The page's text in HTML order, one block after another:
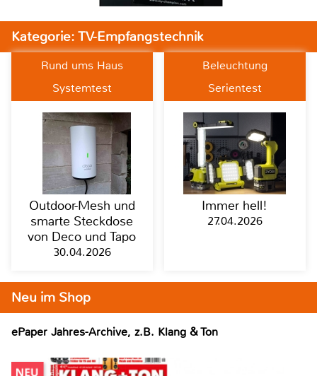
Kategorie: TV-Empfangstechnik
Rund ums Haus
Systemtest
Outdoor-Mesh und
smarte Steckdose
von Deco und Tapo
30.04.2026
Beleuchtung
Serientest
Immer hell!
27.04.2026
Neu im Shop
ePaper Jahres-Archive, z.B. Klang & Ton